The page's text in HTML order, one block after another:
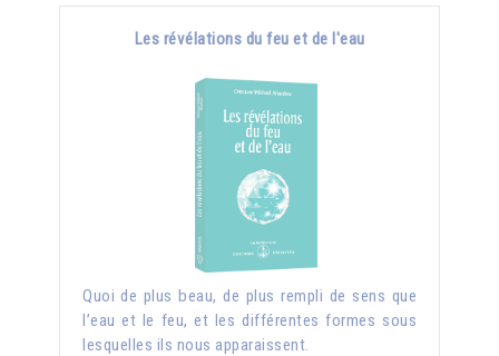
Les révélations du feu et de l'eau
Quoi de plus beau, de plus rempli de sens que
l’eau et le feu, et les différentes formes sous
lesquelles ils nous apparaissent.